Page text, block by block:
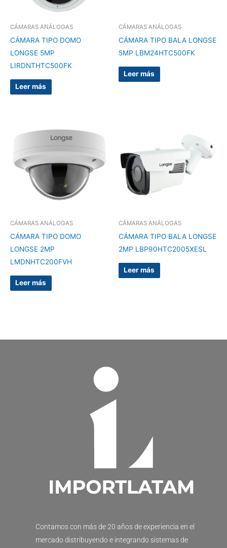
CÁMARAS ANÁLOGAS
CÁMARA TIPO DOMO
LONGSE 5MP
LIRDNTHTC500FK
Leer más
CÁMARAS ANÁLOGAS
CÁMARA TIPO BALA LONGSE
5MP LBM24HTC500FK
Leer más
CÁMARAS ANÁLOGAS
CÁMARA TIPO DOMO
LONGSE 2MP
LMDNHTC200FVH
Leer más
CÁMARAS ANÁLOGAS
CÁMARA TIPO BALA LONGSE
2MP LBP90HTC2005XESL
Leer más
Contamos con más de 20 años de experiencia en el
mercado distribuyendo e integrando sistemas de